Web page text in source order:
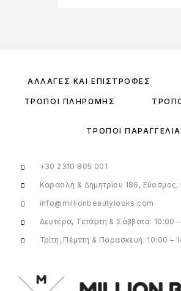
ΑΛΛΑΓΈΣ ΚΑΙ ΕΠΙΣΤΡΟΦΈΣ
ΤΡΌΠΟΙ ΠΛΗΡΩΜΉΣ
ΤΡΌΠΟΙ
+30 2310 805 001
Καραολή & Δημητρίου 186, Εύοσμος,
info@millionbeautylooks.com
Δευτέρα, Τετάρτη & Σάββατο: 10:00
Τρίτη, Πέμπτη & Παρασκευή: 10:00 –